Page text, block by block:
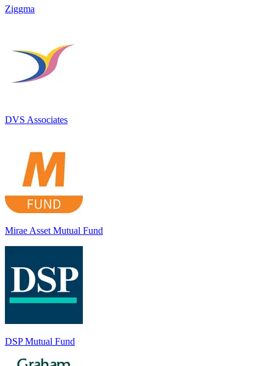
Ziggma
DVS Associates
Mirae Asset Mutual Fund
DSP Mutual Fund